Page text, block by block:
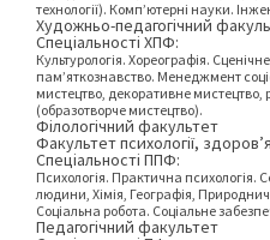
технології). Комп’ютерні науки.
Художньо-педагогічний
Спеціальності ХПФ:
Культурологія. Хореографія.
пам’яткознавство. Менеджмент
мистецтво, декоративне мистецтво,
(образотворче мистецтво).
Філологічний факультет
Факультет психології,
Спеціальності ППФ:
Психологія. Практична психологія.
людини, Хімія, Географія,
Соціальна робота. Соціальне
Педагогічний факультет